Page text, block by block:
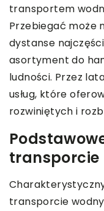
transportem
Przebiegać może
dystanse
asortyment do
ludności. Przez
usług, które
rozwiniętych i
transporcie
transporcie